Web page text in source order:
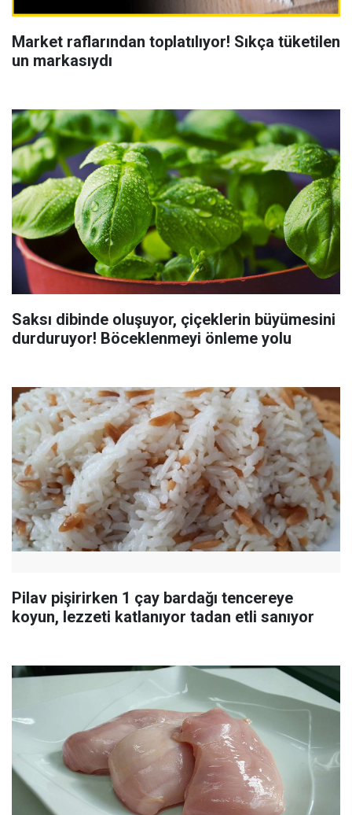
Market raflarından toplatılıyor! Sıkça tüketilen
un markasıydı
Saksı dibinde oluşuyor, çiçeklerin büyümesini
durduruyor! Böceklenmeyi önleme yolu
Pilav pişirirken 1 çay bardağı tencereye
koyun, lezzeti katlanıyor tadan etli sanıyor